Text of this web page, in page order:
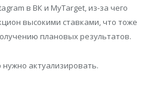
в ВК и MyTarget, из-за чего
высокими ставками, что тоже
плановых результатов.
актуализировать.